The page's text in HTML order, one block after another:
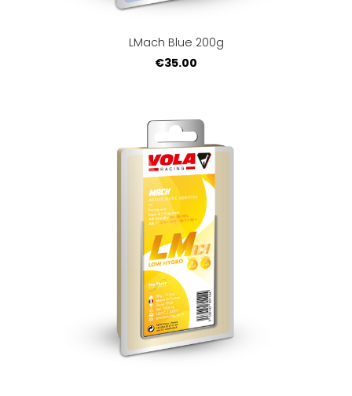
LMach Blue 200g
€35.00